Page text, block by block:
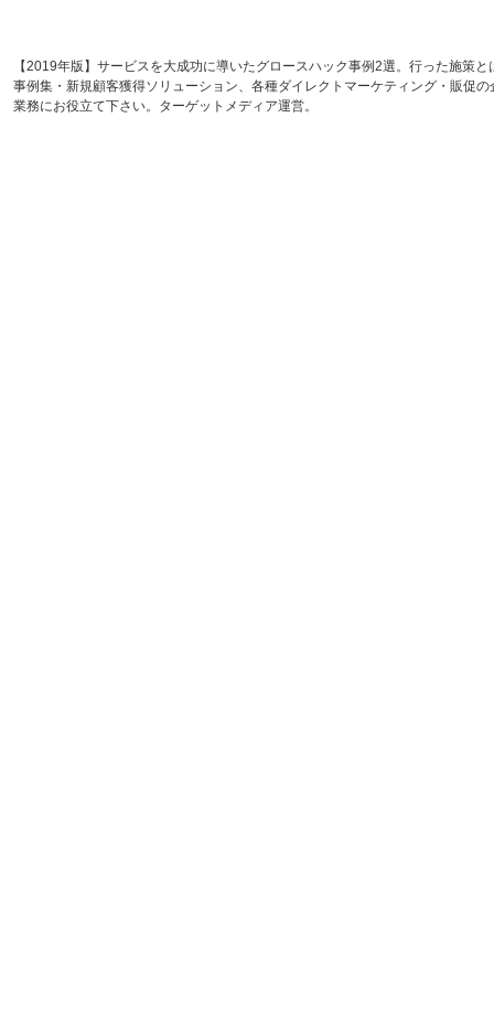
【2019年版】サービスを大成功に導いたグロースハック事例2選。行った施策
事例集・新規顧客獲得ソリューション、各種ダイレクトマーケティング・販促
業務にお役立て下さい。ターゲットメディア運営。